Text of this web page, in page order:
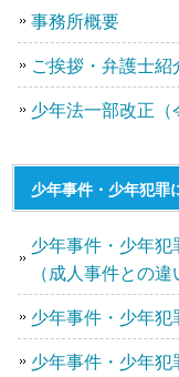
事務所概要
ご挨拶・弁護士紹
少年法一部改正（
少年事件・少年犯罪
少年事件・少年犯
（成人事件との違
少年事件・少年犯
少年事件・少年